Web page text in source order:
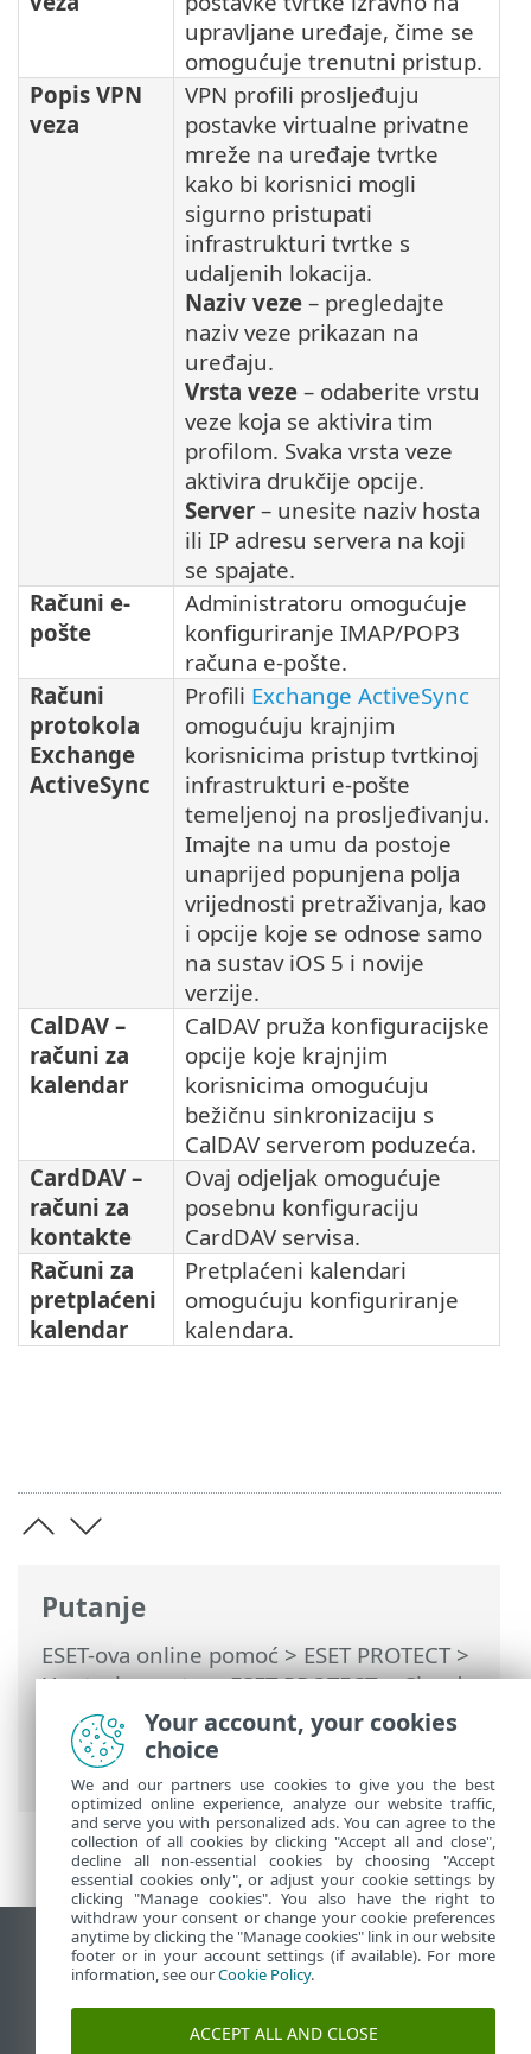
Putanje
ESET-ova online pomoć>ESET PROTECT>
Upotreba sustava ESET PROTECT>Cloud
Mobile Device Management>
Upravljanje mobilnim uređajima
MDM konfiguracijski profili
upravljane uređaje, čime se
omogućuje trenutni pristup.
Popis VPN
veza
VPN profili prosljeđuju
postavke virtualne privatne
mreže na uređaje tvrtke
kako bi korisnici mogli
sigurno pristupati
infrastrukturi tvrtke s
udaljenih lokacija.
Naziv veze – pregledajte
naziv veze prikazan na
uređaju.
Vrsta veze – odaberite vrstu
veze koja se aktivira tim
profilom. Svaka vrsta veze
aktivira drukčije opcije.
Server – unesite naziv hosta
ili IP adresu servera na koji
se spajate.
Računi e-
pošte
Administratoru omogućuje
konfiguriranje IMAP/POP3
računa e-pošte.
Računi
protokola
Exchange
ActiveSync
Profili Exchange ActiveSync
omogućuju krajnjim
korisnicima pristup tvrtkinoj
infrastrukturi e-pošte
temeljenoj na prosljeđivanju.
Imajte na umu da postoje
unaprijed popunjena polja
vrijednosti pretraživanja, kao
i opcije koje se odnose samo
na sustav iOS 5 i novije
verzije.
CalDAV –
računi za
kalendar
CalDAV pruža konfiguracijske
opcije koje krajnjim
korisnicima omogućuju
bežičnu sinkronizaciju s
CalDAV serverom poduzeća.
CardDAV –
računi za
kontakte
Ovaj odjeljak omogućuje
posebnu konfiguraciju
CardDAV servisa.
Računi za
pretplaćeni
kalendar
Pretplaćeni kalendari
omogućuju konfiguriranje
kalendara.
Prikaži stranicu za radnu površinu
End of Life
ESET-ova baza znanja
Your account, your cookies
choice
We and our partners use cookies to give you the best
optimized online experience, analyze our website traffic,
and serve you with personalized ads. You can agree to the
collection of all cookies by clicking "Accept all and close",
decline all non-essential cookies by choosing "Accept
essential cookies only", or adjust your cookie settings by
clicking "Manage cookies". You also have the right to
withdraw your consent or change your cookie preferences
anytime by clicking the "Manage cookies" link in our website
footer or in your account settings (if available). For more
information, see ourCookie Policy.
ACCEPT ALL AND CLOSE